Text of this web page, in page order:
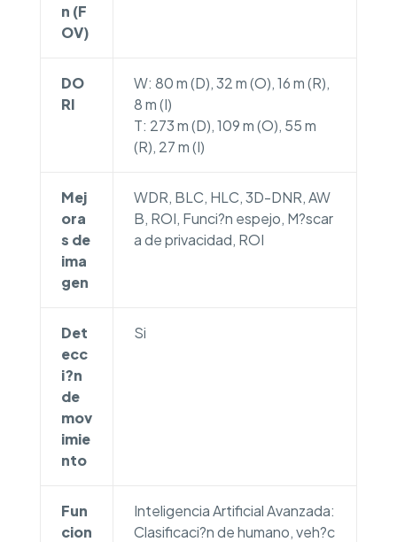
n (F
OV)
DO
RI
W: 80 m (D), 32 m (O), 16 m (R),
8 m (I)
T: 273 m (D), 109 m (O), 55 m
(R), 27 m (I)
Mej
ora
s de
ima
gen
WDR, BLC, HLC, 3D-DNR, AW
B, ROI, Funci?n espejo, M?scar
a de privacidad, ROI
Det
ecc
i?n
de
mov
imie
nto
Si
Fun
cion
Inteligencia Artificial Avanzada:
Clasificaci?n de humano, veh?c